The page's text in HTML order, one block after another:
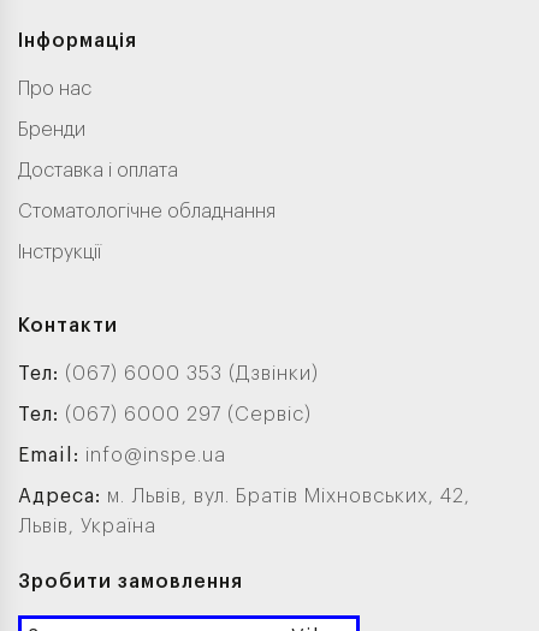
Інформація
Про нас
Бренди
Доставка і оплата
Стоматологічне обладнання
Інструкції
Контакти
Тел: (067) 6000 353 (Дзвінки)
Тел: (067) 6000 297 (Сервіс)
Email: info@inspe.ua
Адреса: м. Львів, вул. Братів Міхновських, 42,
Львів, Україна
Зробити замовлення